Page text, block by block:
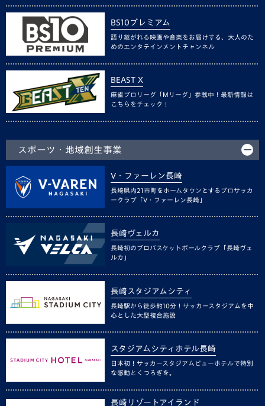
BS10プレミアム
語り継がれる映画や音楽をお届けする、大人のた
めのエンタテインメントチャンネル
BEAST X
麻雀プロリーグ「Mリーグ」参戦中！最新情報は
こちらをチェック！
スポーツ・地域創生事業
V・ファーレン長崎
長崎県内21市町をホームタウンとするプロサッカ
ークラブ「V・ファーレン長崎」
長崎ヴェルカ
長崎初のプロバスケットボールクラブ「長崎ヴェ
ルカ」
長崎スタジアムシティ
長崎駅から徒歩約10分！サッカースタジアムを中
心とした大型複合施設
スタジアムシティホテル長崎
日本初！サッカースタジアムビューホテルで特別
な感動とくつろぎを。
長崎リゾートアイランド